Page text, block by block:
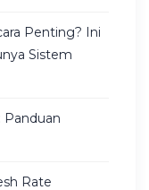
Penting? Ini
Sistem
Panduan
Rate